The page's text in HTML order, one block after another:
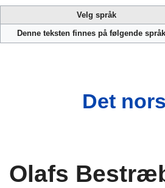
til
navigering
til
Velg språk
Denne teksten finnes på følgende
Det
Olafs